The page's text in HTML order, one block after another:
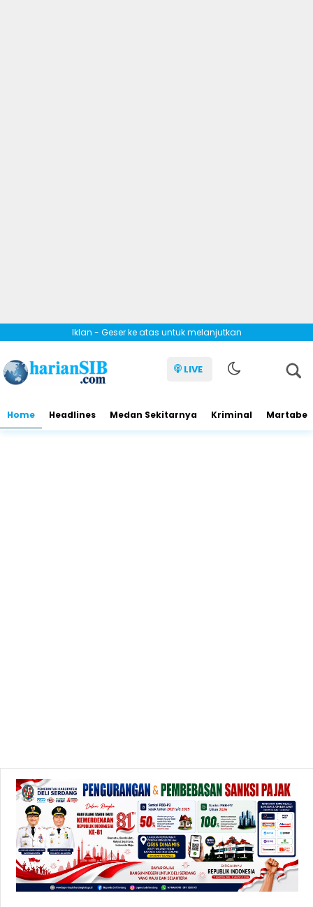
Iklan - Geser ke atas untuk melanjutkan
LIVE
Home Headlines Medan Sekitarnya Kriminal Martabe